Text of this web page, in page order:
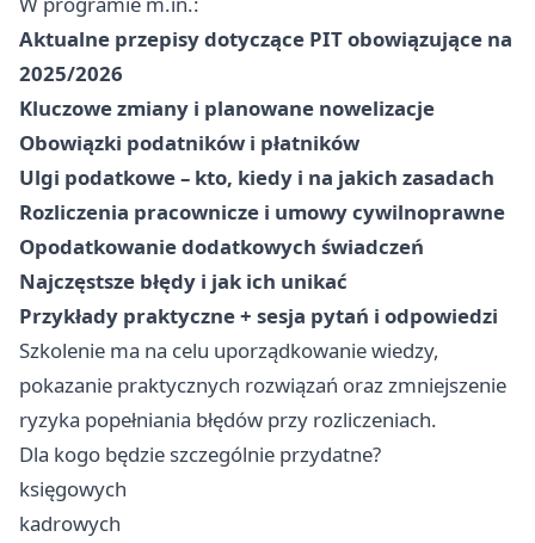
Aktualne przepisy dotyczące PIT obowiązujące na
2025/2026
Kluczowe zmiany i planowane nowelizacje
Obowiązki podatników i płatników
Ulgi podatkowe – kto, kiedy i na jakich zasadach
Rozliczenia pracownicze i umowy cywilnoprawne
Opodatkowanie dodatkowych świadczeń
Najczęstsze błędy i jak ich unikać
Przykłady praktyczne + sesja pytań i odpowiedzi
Szkolenie ma na celu uporządkowanie wiedzy,
pokazanie praktycznych rozwiązań oraz zmniejszenie
ryzyka popełniania błędów przy rozliczeniach.
Dla kogo będzie szczególnie przydatne?
księgowych
kadrowych